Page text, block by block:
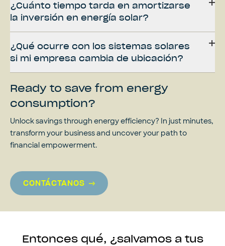
¿Cuánto tiempo tarda en amortizarse
la inversión en energía solar?
¿Qué ocurre con los sistemas solares
si mi empresa cambia de ubicación?
Ready to save from energy
consumption?
Unlock savings through energy efficiency? In just minutes,
transform your business and uncover your path to
financial empowerment.
CONTÁCTANOS
Entonces qué, ¿salvamos a tus